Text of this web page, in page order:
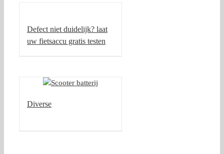
Defect niet duidelijk? laat
uw fietsaccu gratis testen
Diverse